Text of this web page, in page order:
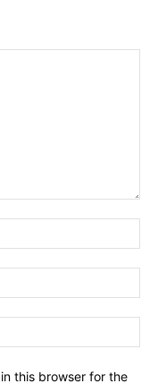
this browser for the